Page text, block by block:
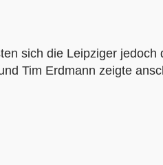
sich die Leipziger jedoch
Tim Erdmann zeigte